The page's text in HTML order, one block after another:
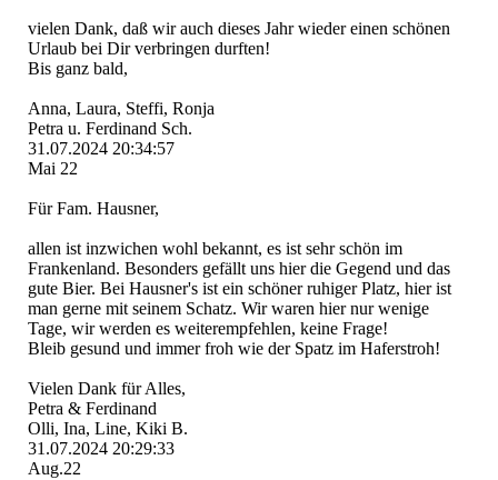
vielen Dank, daß wir auch dieses Jahr wieder einen schönen
Urlaub bei Dir verbringen durften!
Bis ganz bald,
Anna, Laura, Steffi, Ronja
Petra u. Ferdinand Sch.
31.07.2024 20:34:57
Mai 22
Für Fam. Hausner,
allen ist inzwichen wohl bekannt, es ist sehr schön im
Frankenland. Besonders gefällt uns hier die Gegend und das
gute Bier. Bei Hausner's ist ein schöner ruhiger Platz, hier ist
man gerne mit seinem Schatz. Wir waren hier nur wenige
Tage, wir werden es weiterempfehlen, keine Frage!
Bleib gesund und immer froh wie der Spatz im Haferstroh!
Vielen Dank für Alles,
Petra & Ferdinand
Olli, Ina, Line, Kiki B.
31.07.2024 20:29:33
Aug.22